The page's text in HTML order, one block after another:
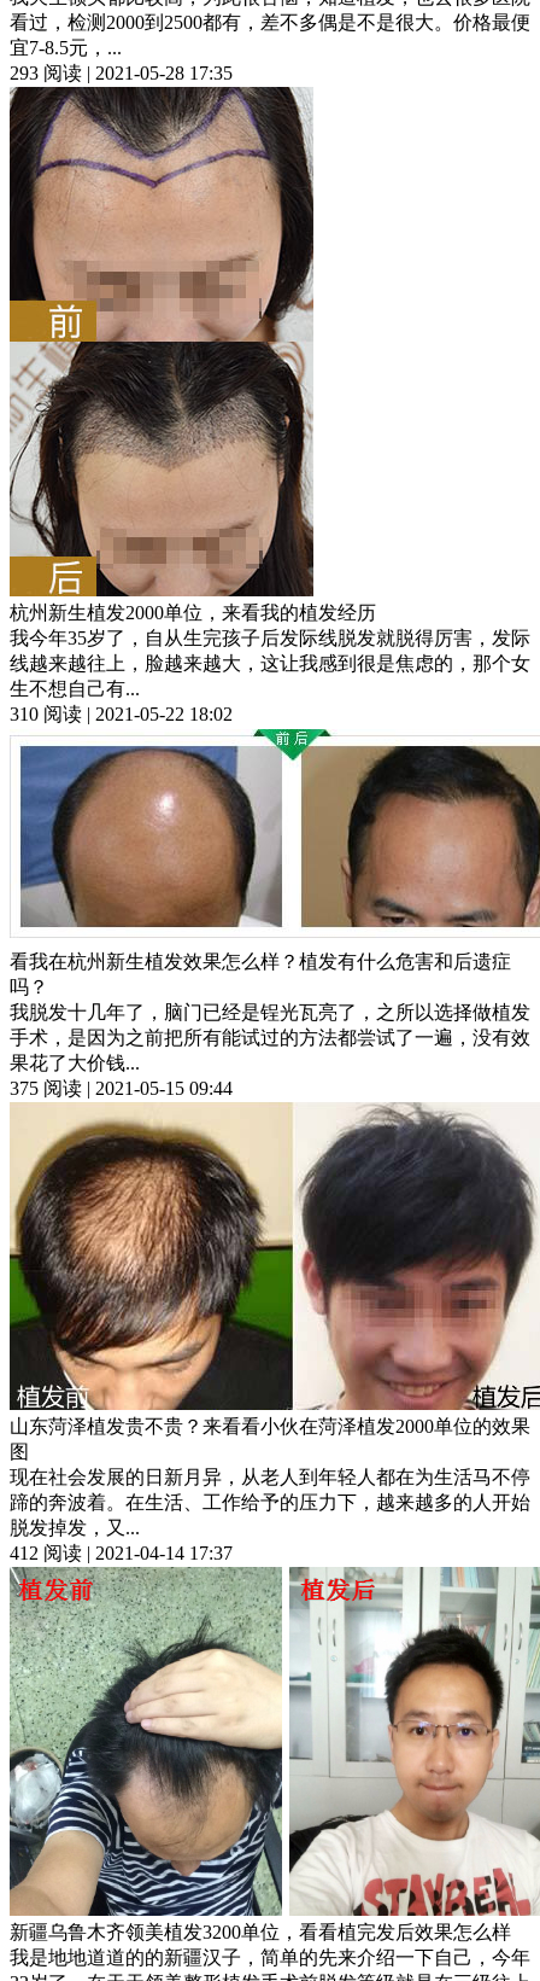
看过，检测2000到2500都有，差不多偶是不是很大。价格最便
宜7-8.5元，...
293 阅读 | 2021-05-28 17:35
杭州新生植发2000单位，来看我的植发经历
我今年35岁了，自从生完孩子后发际线脱发就脱得厉害，发际
线越来越往上，脸越来越大，这让我感到很是焦虑的，那个女
生不想自己有...
310 阅读 | 2021-05-22 18:02
看我在杭州新生植发效果怎么样？植发有什么危害和后遗症
吗？
我脱发十几年了，脑门已经是锃光瓦亮了，之所以选择做植发
手术，是因为之前把所有能试过的方法都尝试了一遍，没有效
果花了大价钱...
375 阅读 | 2021-05-15 09:44
山东菏泽植发贵不贵？来看看小伙在菏泽植发2000单位的效果
图
现在社会发展的日新月异，从老人到年轻人都在为生活马不停
蹄的奔波着。在生活、工作给予的压力下，越来越多的人开始
脱发掉发，又...
412 阅读 | 2021-04-14 17:37
新疆乌鲁木齐领美植发3200单位，看看植完发后效果怎么样
我是地地道道的的新疆汉子，简单的先来介绍一下自己，今年